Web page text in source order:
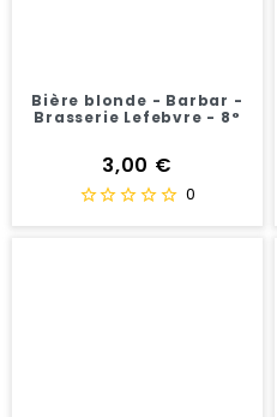
Bière blonde - Barbar -
Brasserie Lefebvre - 8°
Prix
3,00 €
0